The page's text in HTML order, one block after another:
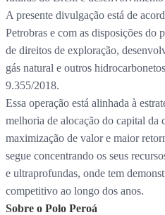
A presente divulgação está de
Petrobras e com as disposições do
de direitos de exploração,
gás natural e outros
9.355/2018.
Essa operação está alinhada à
melhoria de alocação do capital da
maximização de valor e maior
segue concentrando os seus
e ultraprofundas, onde tem
competitivo ao longo dos anos.
Sobre o Polo Peroá